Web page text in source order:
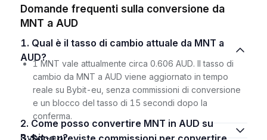
Domande frequenti sulla conversione da
MNT a AUD
1. Qual è il tasso di cambio attuale da MNT a
AUD?
1 MNT vale attualmente circa 0.606 AUD. Il tasso di
cambio da MNT a AUD viene aggiornato in tempo
reale su Bybit-eu, senza commissioni di conversione
e un blocco del tasso di 15 secondi dopo la
conferma.
2. Come posso convertire MNT in AUD su
Bybit-eu?